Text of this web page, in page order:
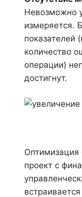
Невозможно
измеряется.
показателей
количество
операции)
достигнут.
Оптимизация
проект с